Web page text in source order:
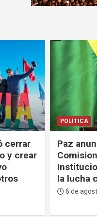
m
t
“Alto
para
POLÍTICA
Lara a
de
decir la
errores”
6 de